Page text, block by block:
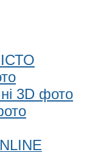
3D фото